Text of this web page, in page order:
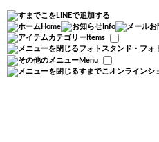
Home Info
Items
フォトスタンド・フォ
Menu
すまでこオンラインシ